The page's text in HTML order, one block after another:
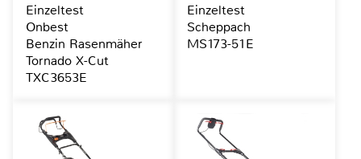
Einzeltest
Onbest
Benzin Rasenmäher
Tornado X-Cut
TXC3653E
Einzeltest
Scheppach
MS173-51E